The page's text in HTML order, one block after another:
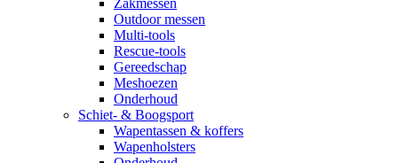
Outdoor messen
Multi-tools
Rescue-tools
Gereedschap
Meshoezen
Onderhoud
Schiet- & Boogsport
Wapentassen & koffers
Wapenholsters